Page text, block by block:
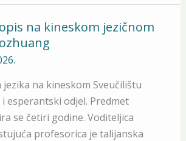
na kineskom jezičnom
na kineskom Sveučilištu
esperantski odjel. Predmet
se četiri godine. Voditeljica
profesorica je talijanska